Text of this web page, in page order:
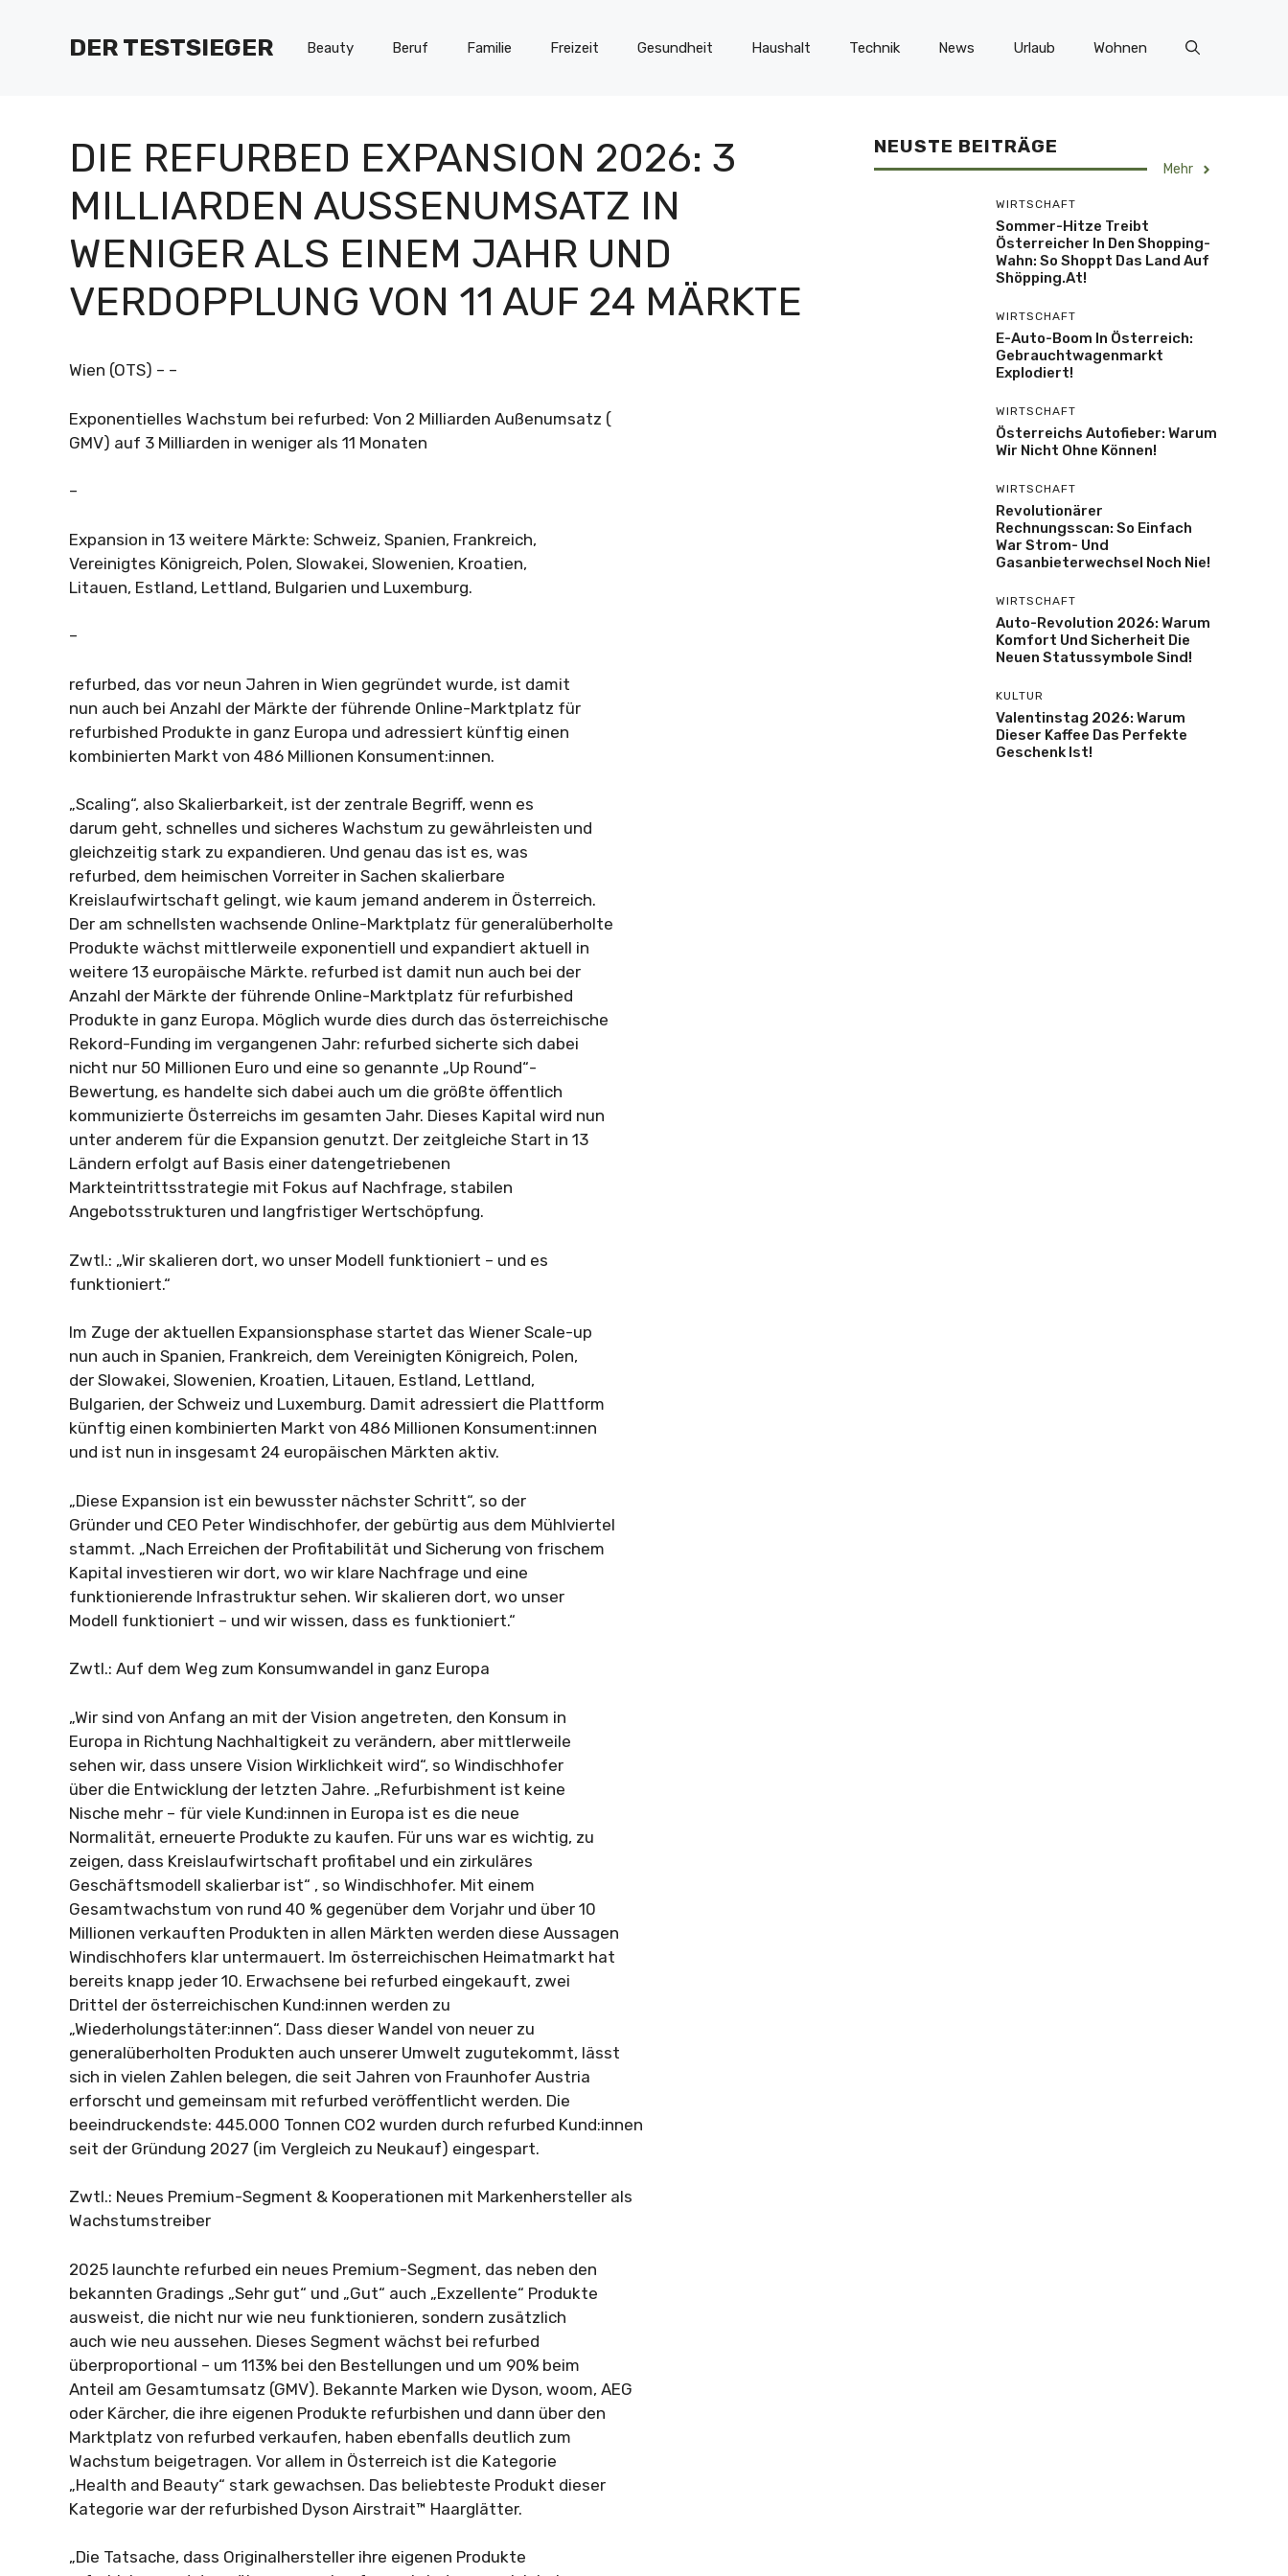
DER TESTSIEGER Beauty Beruf Familie Freizeit Gesundheit Haushalt Technik News Urlaub Wohnen
DIE REFURBED EXPANSION 2026: 3
MILLIARDEN AUSSENUMSATZ IN W
ENIGER ALS EINEM JAHR UND V
ERDOPPLUNG VON 11 AUF 24 MÄRKTE
Wien (OTS) – –
Exponentielles Wachstum bei refurbed: Von 2 Milliarden Außenumsatz (
GMV) auf 3 Milliarden in weniger als 11 Monaten
–
Expansion in 13 weitere Märkte: Schweiz, Spanien, Frankreich,
Vereinigtes Königreich, Polen, Slowakei, Slowenien, Kroatien,
Litauen, Estland, Lettland, Bulgarien und Luxemburg.
–
refurbed, das vor neun Jahren in Wien gegründet wurde, ist damit
nun auch bei Anzahl der Märkte der führende Online-Marktplatz für
refurbished Produkte in ganz Europa und adressiert künftig einen
kombinierten Markt von 486 Millionen Konsument:innen.
„Scaling“, also Skalierbarkeit, ist der zentrale Begriff, wenn es
darum geht, schnelles und sicheres Wachstum zu gewährleisten und
gleichzeitig stark zu expandieren. Und genau das ist es, was
refurbed, dem heimischen Vorreiter in Sachen skalierbare
Kreislaufwirtschaft gelingt, wie kaum jemand anderem in Österreich.
Der am schnellsten wachsende Online-Marktplatz für generalüberholte
Produkte wächst mittlerweile exponentiell und expandiert aktuell in
weitere 13 europäische Märkte. refurbed ist damit nun auch bei der
Anzahl der Märkte der führende Online-Marktplatz für refurbished
Produkte in ganz Europa. Möglich wurde dies durch das österreichische
Rekord-Funding im vergangenen Jahr: refurbed sicherte sich dabei
nicht nur 50 Millionen Euro und eine so genannte „Up Round“-
Bewertung, es handelte sich dabei auch um die größte öffentlich
kommunizierte Österreichs im gesamten Jahr. Dieses Kapital wird nun
unter anderem für die Expansion genutzt. Der zeitgleiche Start in 13
Ländern erfolgt auf Basis einer datengetriebenen
Markteintrittsstrategie mit Fokus auf Nachfrage, stabilen
Angebotsstrukturen und langfristiger Wertschöpfung.
Zwtl.: „Wir skalieren dort, wo unser Modell funktioniert – und es
funktioniert.“
Im Zuge der aktuellen Expansionsphase startet das Wiener Scale-up
nun auch in Spanien, Frankreich, dem Vereinigten Königreich, Polen,
der Slowakei, Slowenien, Kroatien, Litauen, Estland, Lettland,
Bulgarien, der Schweiz und Luxemburg. Damit adressiert die Plattform
künftig einen kombinierten Markt von 486 Millionen Konsument:innen
und ist nun in insgesamt 24 europäischen Märkten aktiv.
„Diese Expansion ist ein bewusster nächster Schritt“, so der
Gründer und CEO Peter Windischhofer, der gebürtig aus dem Mühlviertel
stammt. „Nach Erreichen der Profitabilität und Sicherung von frischem
Kapital investieren wir dort, wo wir klare Nachfrage und eine
funktionierende Infrastruktur sehen. Wir skalieren dort, wo unser
Modell funktioniert – und wir wissen, dass es funktioniert.“
Zwtl.: Auf dem Weg zum Konsumwandel in ganz Europa
„Wir sind von Anfang an mit der Vision angetreten, den Konsum in
Europa in Richtung Nachhaltigkeit zu verändern, aber mittlerweile
sehen wir, dass unsere Vision Wirklichkeit wird“, so Windischhofer
über die Entwicklung der letzten Jahre. „Refurbishment ist keine
Nische mehr – für viele Kund:innen in Europa ist es die neue
Normalität, erneuerte Produkte zu kaufen. Für uns war es wichtig, zu
zeigen, dass Kreislaufwirtschaft profitabel und ein zirkuläres
Geschäftsmodell skalierbar ist“ , so Windischhofer. Mit einem
Gesamtwachstum von rund 40 % gegenüber dem Vorjahr und über 10
Millionen verkauften Produkten in allen Märkten werden diese Aussagen
Windischhofers klar untermauert. Im österreichischen Heimatmarkt hat
bereits knapp jeder 10. Erwachsene bei refurbed eingekauft, zwei
Drittel der österreichischen Kund:innen werden zu
„Wiederholungstäter:innen“. Dass dieser Wandel von neuer zu
generalüberholten Produkten auch unserer Umwelt zugutekommt, lässt
sich in vielen Zahlen belegen, die seit Jahren von Fraunhofer Austria
erforscht und gemeinsam mit refurbed veröffentlicht werden. Die
beeindruckendste: 445.000 Tonnen CO2 wurden durch refurbed Kund:innen
seit der Gründung 2027 (im Vergleich zu Neukauf) eingespart.
Zwtl.: Neues Premium-Segment & Kooperationen mit Markenhersteller als
Wachstumstreiber
2025 launchte refurbed ein neues Premium-Segment, das neben den
bekannten Gradings „Sehr gut“ und „Gut“ auch „Exzellente“ Produkte
ausweist, die nicht nur wie neu funktionieren, sondern zusätzlich
auch wie neu aussehen. Dieses Segment wächst bei refurbed
überproportional – um 113% bei den Bestellungen und um 90% beim
Anteil am Gesamtumsatz (GMV). Bekannte Marken wie Dyson, woom, AEG
oder Kärcher, die ihre eigenen Produkte refurbishen und dann über den
Marktplatz von refurbed verkaufen, haben ebenfalls deutlich zum
Wachstum beigetragen. Vor allem in Österreich ist die Kategorie
„Health and Beauty“ stark gewachsen. Das beliebteste Produkt dieser
Kategorie war der refurbished Dyson Airstrait™ Haarglätter.
„Die Tatsache, dass Originalhersteller ihre eigenen Produkte
NEUSTE BEITRÄGE
Mehr
WIRTSCHAFT
Sommer-Hitze Treibt
Österreicher In Den Shopping-
Wahn: So Shoppt Das Land Auf
Shöpping.at!
WIRTSCHAFT
E-Auto-Boom In Österreich:
Gebrauchtwagenmarkt
Explodiert!
WIRTSCHAFT
Österreichs Autofieber: Warum
Wir Nicht Ohne Können!
WIRTSCHAFT
Revolutionärer
Rechnungsscan: So Einfach
War Strom- Und
Gasanbieterwechsel Noch Nie!
WIRTSCHAFT
Auto-Revolution 2026: Warum
Komfort Und Sicherheit Die
Neuen Statussymbole Sind!
KULTUR
Valentinstag 2026: Warum
Dieser Kaffee Das Perfekte
Geschenk Ist!